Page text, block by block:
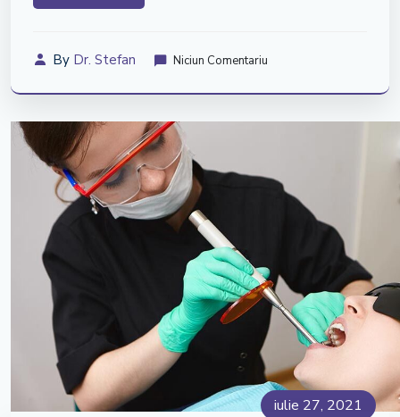
By Dr. Stefan Niciun Comentariu
iulie 27, 2021